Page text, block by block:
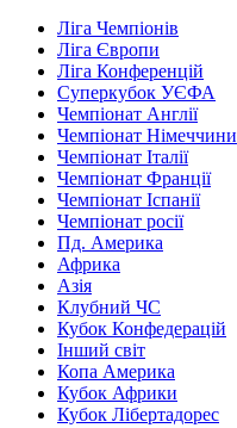
Ліга Чемпіонів
Ліга Європи
Ліга Конференцій
Суперкубок УЄФА
Чемпіонат Англії
Чемпіонат Німеччини
Чемпіонат Італії
Чемпіонат Франції
Чемпіонат Іспанії
Чемпіонат росії
Пд. Америка
Африка
Азія
Клубний ЧС
Кубок Конфедерацій
Інший світ
Копа Америка
Кубок Африки
Кубок Лібертадорес